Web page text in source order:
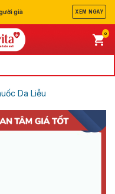
già XEM NGAY
0
Da Liễu